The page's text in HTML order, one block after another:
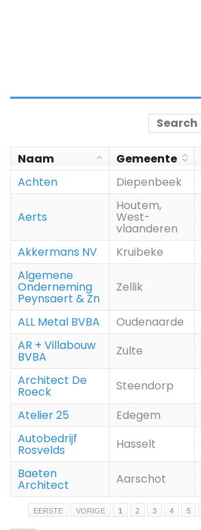
Naam Gemeente
Achten
Diepenbeek
Aerts
Houtem,
West-
vlaanderen
Akkermans NV Kruibeke
Algemene
Onderneming
Peynsaert & Zn
Zellik
ALL Metal BVBA Oudenaarde
AR + Villabouw
BVBA Zulte
Architect De
Roeck Steendorp
Atelier 25
Edegem
Autobedrijf
Rosvelds Hasselt
Baeten
Architect Aarschot
EERSTE VORIGE 1 2 3 4 5